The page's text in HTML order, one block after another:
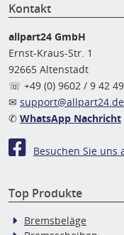
Kontakt
allpart24 GmbH
Ernst-Kraus-Str. 1
92665 Altenstadt
☏ +49 (0) 9602 / 9 42
✉ support@allpart24.de
✆ WhatsApp Nachricht
Besuchen Sie uns
Top Produkte
Bremsbeläge